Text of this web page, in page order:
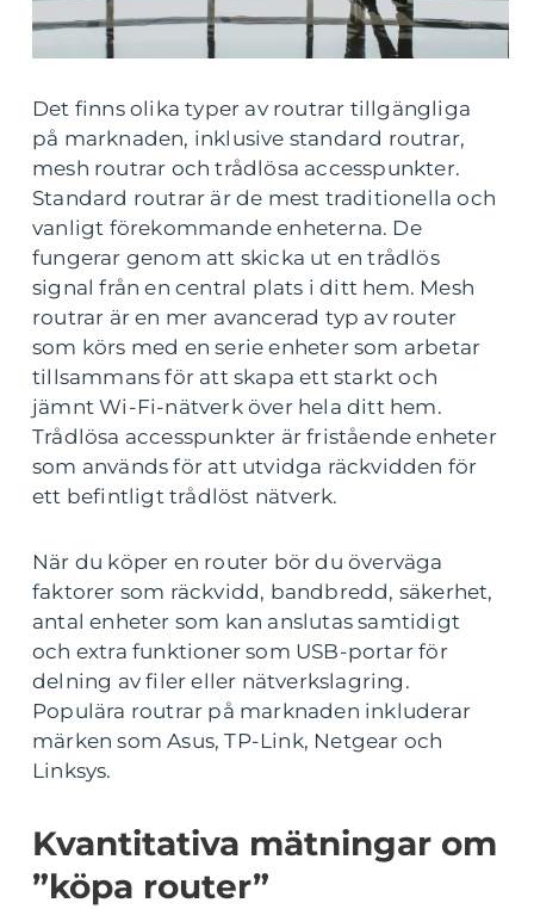
Det finns olika typer av routrar tillgängliga
på marknaden, inklusive standard routrar,
mesh routrar och trådlösa accesspunkter.
Standard routrar är de mest traditionella och
vanligt förekommande enheterna. De
fungerar genom att skicka ut en trådlös
signal från en central plats i ditt hem. Mesh
routrar är en mer avancerad typ av router
som körs med en serie enheter som arbetar
tillsammans för att skapa ett starkt och
jämnt Wi-Fi-nätverk över hela ditt hem.
Trådlösa accesspunkter är fristående enheter
som används för att utvidga räckvidden för
ett befintligt trådlöst nätverk.
När du köper en router bör du överväga
faktorer som räckvidd, bandbredd, säkerhet,
antal enheter som kan anslutas samtidigt
och extra funktioner som USB-portar för
delning av filer eller nätverkslagring.
Populära routrar på marknaden inkluderar
märken som Asus, TP-Link, Netgear och
Linksys.
Kvantitativa mätningar om
”köpa router”